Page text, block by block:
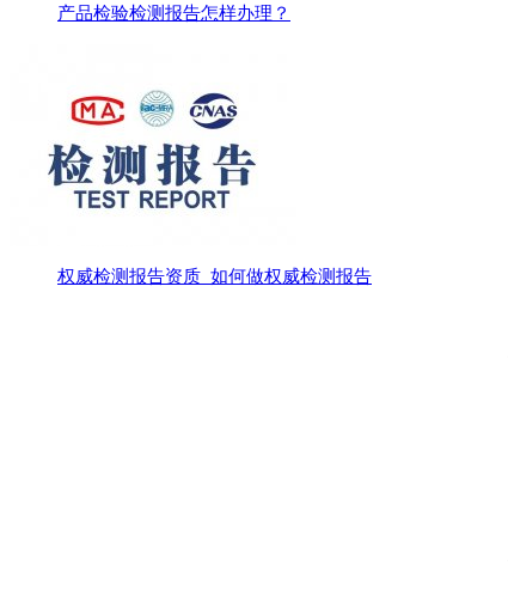
产品检验检测报告怎样办理？
权威检测报告资质_如何做权威检测报告